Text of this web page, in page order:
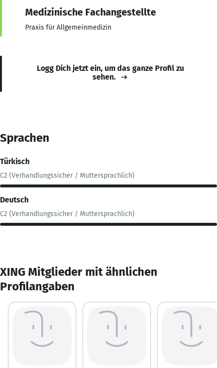
Medizinische Fachangestellte
Praxis für Allgemeinmedizin
Logg Dich jetzt ein, um das ganze Profil zu
sehen.
Sprachen
Türkisch
C2 (Verhandlungssicher / Muttersprachlich)
Deutsch
C2 (Verhandlungssicher / Muttersprachlich)
XING Mitglieder mit ähnlichen
Profilangaben